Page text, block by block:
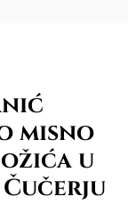
misno
u
Čučerju